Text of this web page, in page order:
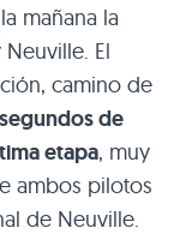
mañana la
El
camino de
de
etapa, muy
ambos pilotos
de Neuville.